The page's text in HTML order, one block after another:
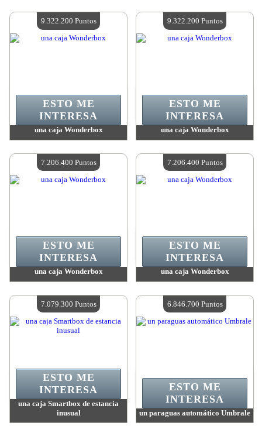
Cantidad disponible:4
Cantidad disponible:4
una caja Wonderbox
Cantidad disponible:4
ESTO ME
INTERESA
9.322.200 Puntos
una caja Wonderbox
Cantidad disponible:4
ESTO ME
INTERESA
9.322.200 Puntos
una caja Wonderbox
Cantidad disponible:4
ESTO ME
INTERESA
7.206.400 Puntos
una caja Wonderbox
Cantidad disponible:4
ESTO ME
INTERESA
7.206.400 Puntos
una caja Smartbox de estancia
inusual
ESTO ME
INTERESA
7.079.300 Puntos
un paraguas automático Umbrale
ESTO ME
INTERESA
6.846.700 Puntos